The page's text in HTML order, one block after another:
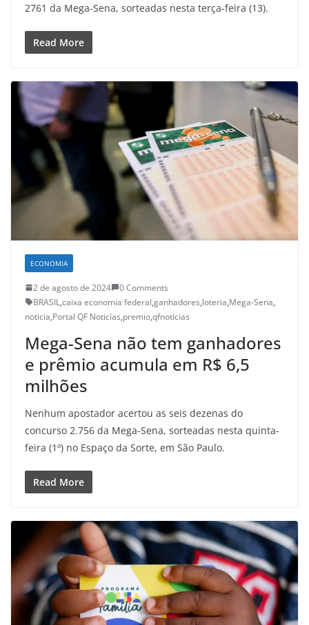
2761 da Mega-Sena, sorteadas nesta terça-feira (13).
Read More
ECONOMIA
2 de agosto de 2024
0 Comments
BRASIL,caixa economia federal,ganhadores,loteria,Mega-Sena,
noticia,Portal QF Noticías,premio,qfnotícias
Mega-Sena não tem ganhadores
e prêmio acumula em R$ 6,5
milhões
Nenhum apostador acertou as seis dezenas do
concurso 2.756 da Mega-Sena, sorteadas nesta quinta-
feira (1º) no Espaço da Sorte, em São Paulo.
Read More